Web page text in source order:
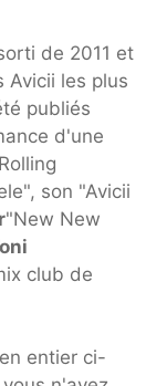
de 2011 et
les plus
publiés
d'une
son "Avicii
r"New New
club de
entier ci-